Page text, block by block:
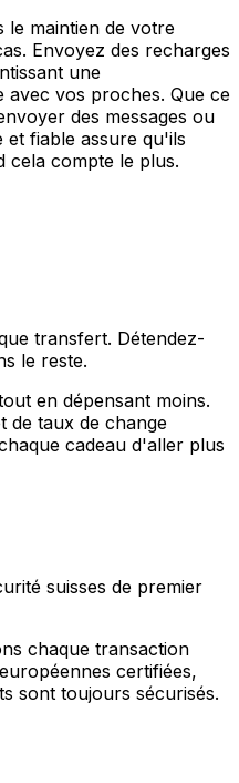
le maintien de votre
Envoyez des recharges
une
vos proches. Que ce
des messages ou
et fiable assure qu'ils
cela compte le plus.
transfert. Détendez-
le reste.
en dépensant moins.
de taux de change
cadeau d'aller plus
suisses de premier
chaque transaction
certifiées,
sont toujours sécurisés.